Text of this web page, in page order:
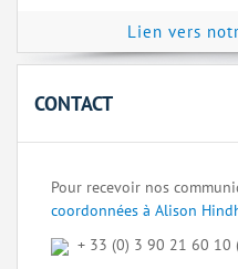
Lien vers
CONTACT
Pour recevoir nos
coordonnées à Alison
+ 33 (0) 3 90 21 60 10